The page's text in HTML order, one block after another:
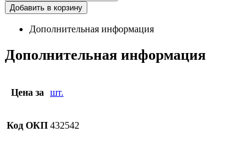
Добавить в корзину
Дополнительная информация
Дополнительная информация
Цена за шт.
Код ОКП 432542